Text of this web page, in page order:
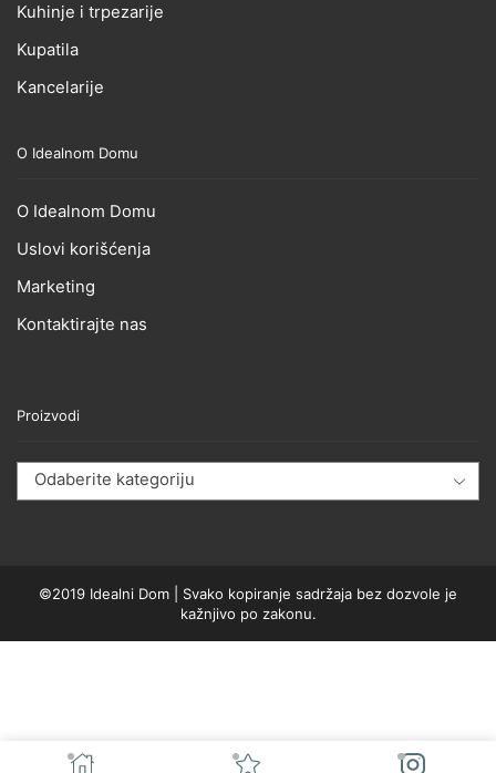
Kuhinje i trpezarije
Kupatila
Kancelarije
O Idealnom Domu
O Idealnom Domu
Uslovi korišćenja
Marketing
Kontaktirajte nas
Proizvodi
Odaberite kategoriju
©2019 Idealni Dom | Svako kopiranje sadržaja bez dozvole je
kažnjivo po zakonu.